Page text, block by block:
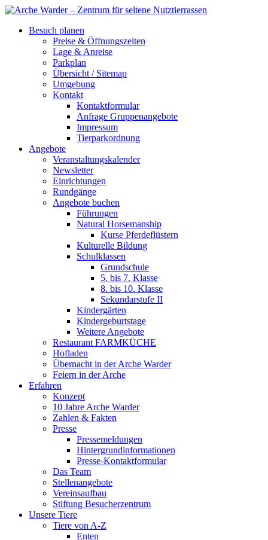
Besuch planen
Preise & Öffnungszeiten
Lage & Anreise
Parkplan
Übersicht / Sitemap
Umgebung
Kontakt
Kontaktformular
Anfrage Gruppenangebote
Impressum
Tierparkordnung
Angebote
Veranstaltungskalender
Newsletter
Einrichtungen
Rundgänge
Angebote buchen
Führungen
Natural Horsemanship
Kurse Pferdeflüstern
Kulturelle Bildung
Schulklassen
Grundschule
5. bis 7. Klasse
8. bis 10. Klasse
Sekundarstufe II
Kindergärten
Kindergeburtstage
Weitere Angebote
Restaurant FARMKÜCHE
Hofladen
Übernacht in der Arche Warder
Feiern in der Arche
Erfahren
Konzept
10 Jahre Arche Warder
Zahlen & Fakten
Presse
Pressemeldungen
Hintergrundinformationen
Presse-Kontaktformular
Das Team
Stellenangebote
Vereinsaufbau
Stiftung Besucherzentrum
Unsere Tiere
Tiere von A-Z
Enten